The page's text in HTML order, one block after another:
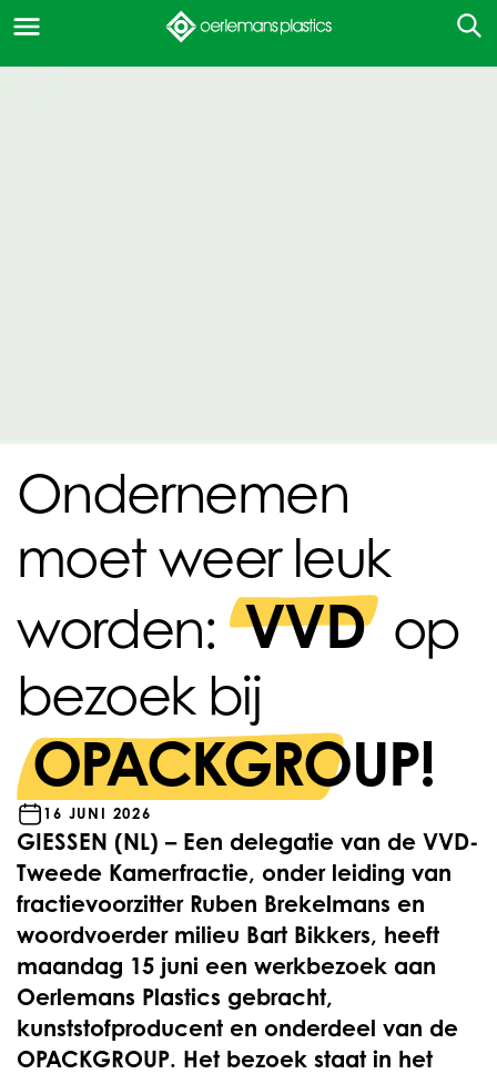
Ondernemen
moet weer leuk
worden: VVD op
bezoek bij
OPACKGROUP!
16 JUNI 2026
GIESSEN (NL) – Een delegatie van de VVD-
Tweede Kamerfractie, onder leiding van
fractievoorzitter Ruben Brekelmans en
woordvoerder milieu Bart Bikkers, heeft
maandag 15 juni een werkbezoek aan
Oerlemans Plastics gebracht,
kunststofproducent en onderdeel van de
OPACKGROUP. Het bezoek staat in het